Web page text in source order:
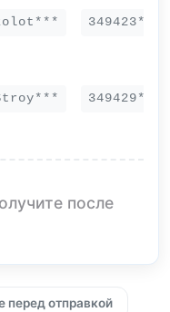
349423***
349429***
после
перед отправкой